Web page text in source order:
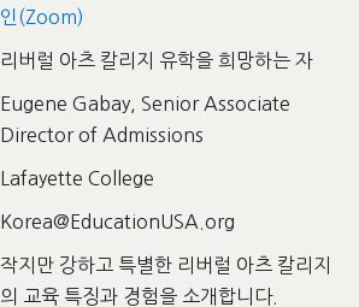
인(Zoom)
리버럴 아츠 칼리지 유학을 희망하는 자
Eugene Gabay, Senior Associate
Director of Admissions
Lafayette College
Korea@EducationUSA.org
작지만 강하고 특별한 리버럴 아츠 칼리지
의 교육 특징과 경험을 소개합니다.